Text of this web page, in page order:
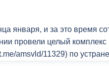
января, и за это время
провели целый комплекс
amsvld/11329) по